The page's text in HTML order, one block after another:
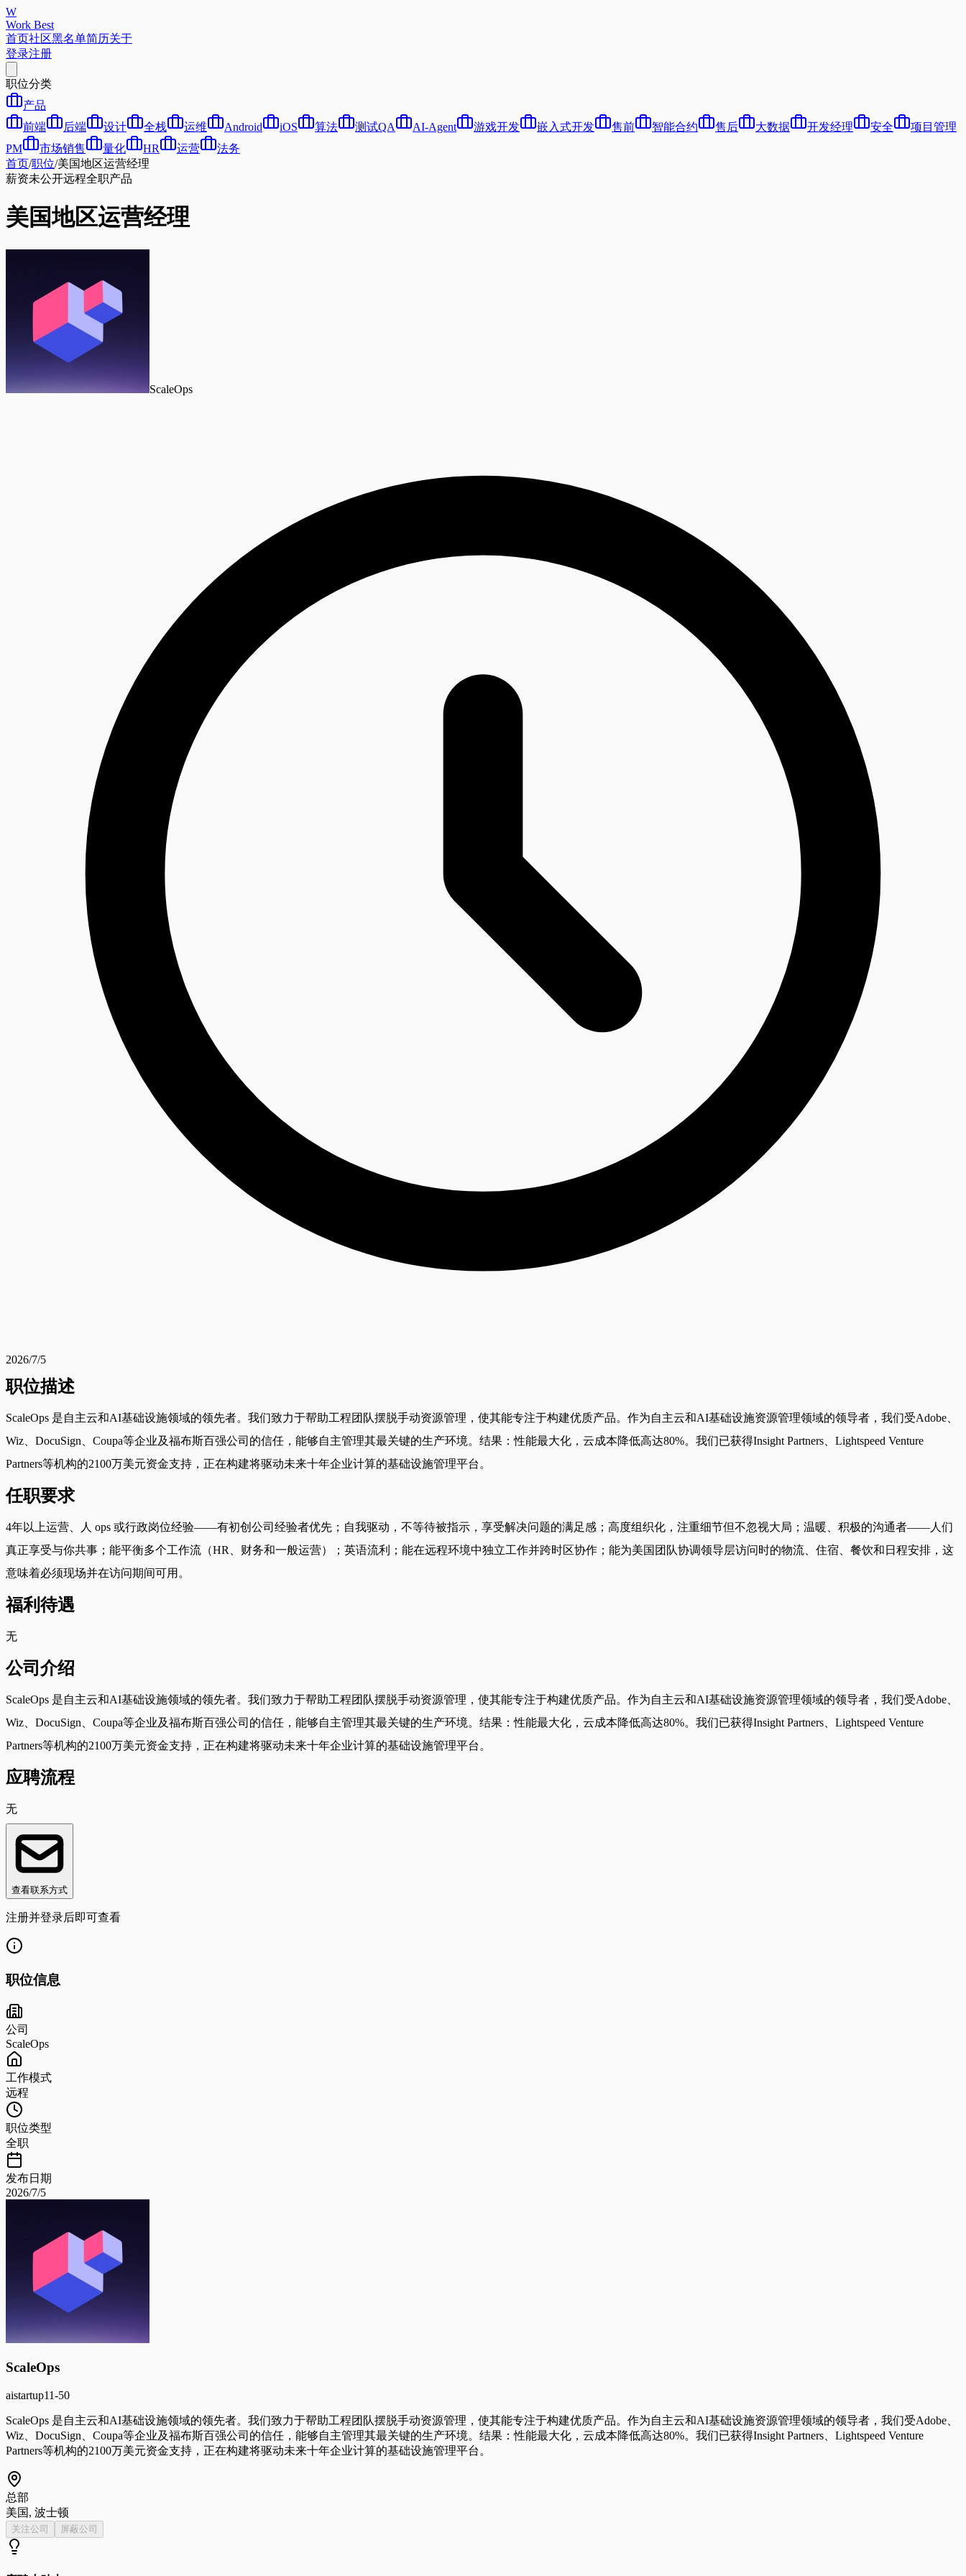
W
Work Best
首页社区黑名单简历关于
登录注册
职位分类
产品
前端
后端 设计 全栈 运维 Android iOS 算法 测试QA AI-Agent 游戏开发 嵌入式开发 售前 智能合约 售后 大数据 开发经理 安全
项目管理
PM
市场销售 量化 HR 运营
法务
首页/职位/美国地区运营经理
薪资未公开远程全职产品
美国地区运营经理
ScaleOps
2026/7/5
职位描述
ScaleOps 是自主云和AI基础设施领域的领先者。我们致力于帮助工程团队摆脱手动资源管理，使其能专注于构建优质产品。作为自主云和AI基础设施资源管理领域的领导者，我们受Adobe、
Wiz、DocuSign、Coupa等企业及福布斯百强公司的信任，能够自主管理其最关键的生产环境。结果：性能最大化，云成本降低高达80%。我们已获得Insight Partners、Lightspeed Venture
Partners等机构的2100万美元资金支持，正在构建将驱动未来十年企业计算的基础设施管理平台。
任职要求
4年以上运营、人 ops 或行政岗位经验——有初创公司经验者优先；自我驱动，不等待被指示，享受解决问题的满足感；高度组织化，注重细节但不忽视大局；温暖、积极的沟通者——人们
真正享受与你共事；能平衡多个工作流（HR、财务和一般运营）；英语流利；能在远程环境中独立工作并跨时区协作；能为美国团队协调领导层访问时的物流、住宿、餐饮和日程安排，这
意味着必须现场并在访问期间可用。
福利待遇
无
公司介绍
ScaleOps 是自主云和AI基础设施领域的领先者。我们致力于帮助工程团队摆脱手动资源管理，使其能专注于构建优质产品。作为自主云和AI基础设施资源管理领域的领导者，我们受Adobe、
Wiz、DocuSign、Coupa等企业及福布斯百强公司的信任，能够自主管理其最关键的生产环境。结果：性能最大化，云成本降低高达80%。我们已获得Insight Partners、Lightspeed Venture
Partners等机构的2100万美元资金支持，正在构建将驱动未来十年企业计算的基础设施管理平台。
应聘流程
无
查看联系方式
注册并登录后即可查看
职位信息
公司
ScaleOps
工作模式
远程
职位类型
全职
发布日期
2026/7/5
ScaleOps
aistartup11-50
ScaleOps 是自主云和AI基础设施领域的领先者。我们致力于帮助工程团队摆脱手动资源管理，使其能专注于构建优质产品。作为自主云和AI基础设施资源管理领域的领导者，我们受Adobe、
Wiz、DocuSign、Coupa等企业及福布斯百强公司的信任，能够自主管理其最关键的生产环境。结果：性能最大化，云成本降低高达80%。我们已获得Insight Partners、Lightspeed Venture
Partners等机构的2100万美元资金支持，正在构建将驱动未来十年企业计算的基础设施管理平台。
总部
美国, 波士顿
关注公司 屏蔽公司